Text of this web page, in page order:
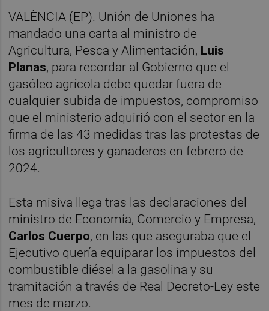
VALÈNCIA (EP). Unión de Uniones ha
mandado una carta al ministro de
Agricultura, Pesca y Alimentación, Luis
Planas, para recordar al Gobierno que el
gasóleo agrícola debe quedar fuera de
cualquier subida de impuestos, compromiso
que el ministerio adquirió con el sector en la
firma de las 43 medidas tras las protestas de
los agricultores y ganaderos en febrero de
2024.
Esta misiva llega tras las declaraciones del
ministro de Economía, Comercio y Empresa,
Carlos Cuerpo, en las que aseguraba que el
Ejecutivo quería equiparar los impuestos del
combustible diésel a la gasolina y su
tramitación a través de Real Decreto-Ley este
mes de marzo.